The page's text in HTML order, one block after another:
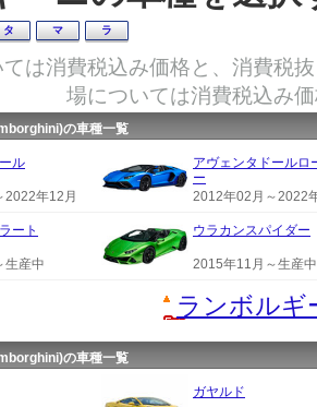
タ マ ラ
は消費税込み価格と、消費税
場については消費税込み
の車種一覧
ル
2022年12月
アヴェンタドールロ
ー
2012年02月～2022
ート
生産中
ウラカンスパイダー
2015年11月～生産中
ランボルギ
の車種一覧
ガヤルド